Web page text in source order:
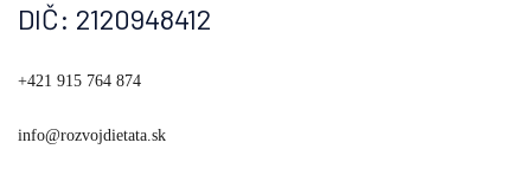
DIČ: 2120948412
+421 915 764 874
info@rozvojdietata.sk